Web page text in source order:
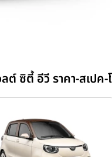
ซิตี้ อีวี ราคา-สเปค-